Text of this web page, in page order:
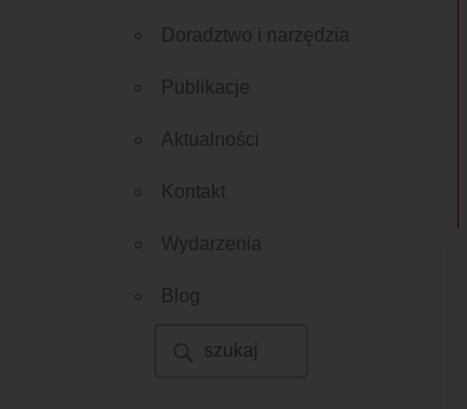
Doradztwo i narzędzia
Publikacje
Aktualności
Kontakt
Wydarzenia
Blog